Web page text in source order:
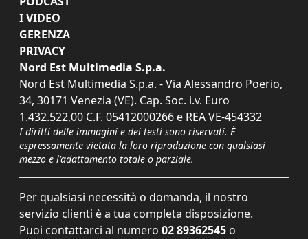
I VIDEO
GERENZA
PRIVACY
Nord Est Multimedia S.p.a.
Nord Est Multimedia S.p.a. - Via Alessandro Poerio,
34, 30171 Venezia (VE). Cap. Soc. i.v. Euro
1.432.522,00 C.F. 05412000266 e REA VE-454332
I diritti delle immagini e dei testi sono riservati. È
espressamente vietata la loro riproduzione con qualsiasi
mezzo e l'adattamento totale o parziale.
Per qualsiasi necessità o domanda, il nostro
servizio clienti è a tua completa disposizione.
Puoi contattarci al numero 02 89362545 o